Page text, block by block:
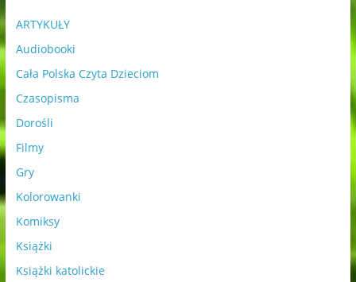
ARTYKUŁY
Audiobooki
Cała Polska Czyta Dzieciom
Czasopisma
Dorośli
Filmy
Gry
Kolorowanki
Komiksy
Książki
Książki katolickie